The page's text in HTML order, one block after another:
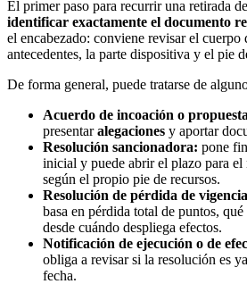
El primer paso para recurrir una retirada
identificar exactamente el documento
el encabezado: conviene revisar el cuerpo
antecedentes, la parte dispositiva y el pie
De forma general, puede tratarse de
Acuerdo de incoación o
presentaralegaciones y aportar
Resolución sancionadora: pone
inicial y puede abrir el plazo para el
según el propio pie de recursos.
Resolución de pérdida de
basa en pérdida total de puntos,
desde cuándo despliega efectos.
Notificación de ejecución o de
obliga a revisar si la resolución es
fecha.